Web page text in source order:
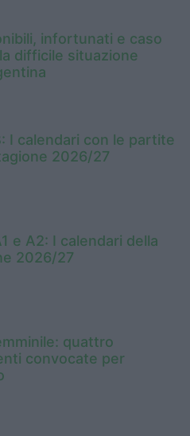
infortunati e caso
difficile situazione
I calendari con le partite
2026/27
e A2: I calendari della
2026/27
quattro
convocate per